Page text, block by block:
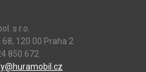
s r.o.
68, 120 00 Praha 2
850 672